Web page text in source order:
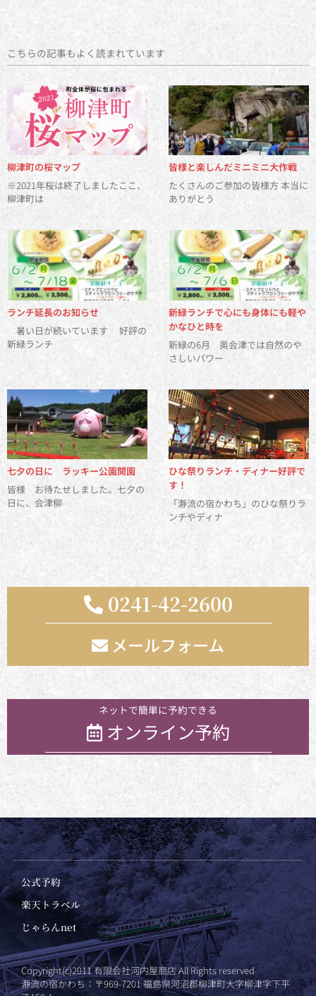
こちらの記事もよく読まれています
柳津町の桜マップ
※2021年桜は終了しましたここ、
柳津町は
皆様と楽しんだミニミニ大作戦
たくさんのご参加の皆様方 本当に
ありがとう
ランチ延長のお知らせ
暑い日が続いています 好評の
新緑ランチ
新緑ランチで心にも身体にも軽や
かなひと時を
新緑の6月 奥会津では自然のや
さしいパワー
七夕の日に ラッキー公園開園
皆様 お待たせしました。七夕の
日に、会津柳
ひな祭りランチ・ディナー好評で
す！
「瀞流の宿かわち」のひな祭りラ
ンチやディナ
0241-42-2600
メールフォーム
お気軽にお問い合わせください
ネットで簡単に予約できる
オンライン予約
公式予約
楽天トラベル
じゃらんnet
Copyright(c)2011 有限会社河内屋商店 All Rights reserved
瀞流の宿かわち：〒969-7201 福島県河沼郡柳津町大字柳津字下平